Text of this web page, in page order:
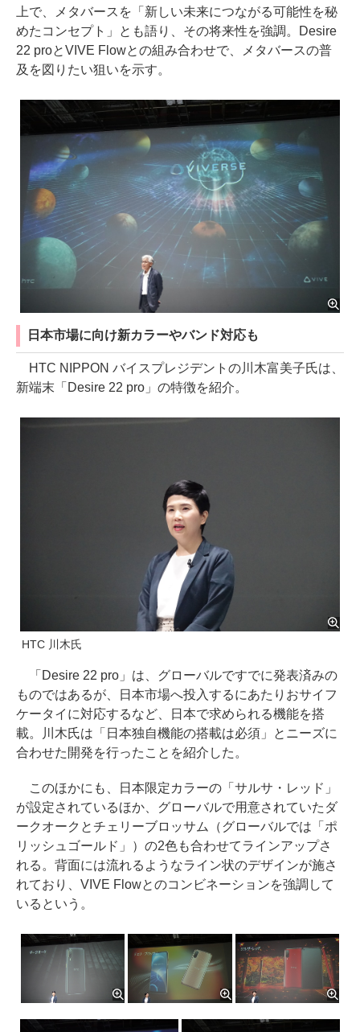
上で、メタバースを「新しい未来につながる可能性を秘
めたコンセプト」とも語り、その将来性を強調。Desire
22 proとVIVE Flowとの組み合わせで、メタバースの普
及を図りたい狙いを示す。
日本市場に向け新カラーやバンド対応も
HTC NIPPON バイスプレジデントの川木富美子氏は、
新端末「Desire 22 pro」の特徴を紹介。
HTC 川木氏
「Desire 22 pro」は、グローバルですでに発表済みの
ものではあるが、日本市場へ投入するにあたりおサイフ
ケータイに対応するなど、日本で求められる機能を搭
載。川木氏は「日本独自機能の搭載は必須」とニーズに
合わせた開発を行ったことを紹介した。
このほかにも、日本限定カラーの「サルサ・レッド」
が設定されているほか、グローバルで用意されていたダ
ークオークとチェリーブロッサム（グローバルでは「ポ
リッシュゴールド」）の2色も合わせてラインアップさ
れる。背面には流れるようなライン状のデザインが施さ
れており、VIVE Flowとのコンビネーションを強調して
いるという。